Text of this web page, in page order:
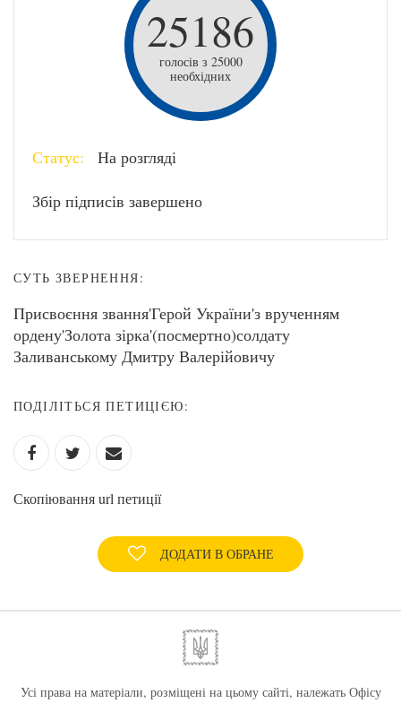
25186
голосів з 25000
необхідних
Статус: На розгляді
Збір підписів завершено
СУТЬ ЗВЕРНЕННЯ:
Присвоєння звання'Герой України'з врученням
ордену'Золота зірка'(посмертно)солдату
Заливанському Дмитру Валерійовичу
ПОДІЛІТЬСЯ ПЕТИЦІЄЮ:
Скопіювання url петиції
ДОДАТИ В ОБРАНЕ
Усі права на матеріали, розміщені на цьому сайті, належать Офісу